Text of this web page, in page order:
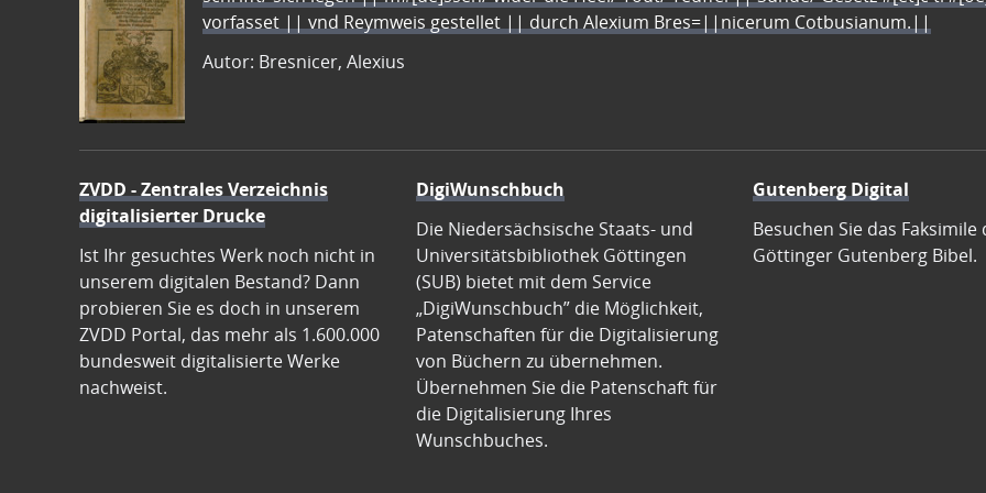
vorfasset || vnd Reymweis gestellet || durch Alexium Bres=||nicerum Cotbusianum.||
Autor: Bresnicer, Alexius
ZVDD - Zentrales Verzeichnis
digitalisierter Drucke
Ist Ihr gesuchtes Werk noch nicht in
unserem digitalen Bestand? Dann
probieren Sie es doch in unserem
ZVDD Portal, das mehr als 1.600.000
bundesweit digitalisierte Werke
nachweist.
DigiWunschbuch
Die Niedersächsische Staats- und
Universitätsbibliothek Göttingen
(SUB) bietet mit dem Service
„DigiWunschbuch” die Möglichkeit,
Patenschaften für die Digitalisierung
von Büchern zu übernehmen.
Übernehmen Sie die Patenschaft für
die Digitalisierung Ihres
Wunschbuches.
Gutenberg Digital
Besuchen Sie das Faksimile
Göttinger Gutenberg Bibel.